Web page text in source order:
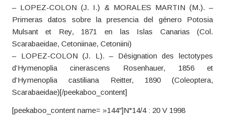
– LOPEZ-COLON (J. I.) & MORALES MARTIN (M.). –
Primeras datos sobre la presencia del género Potosia
Mulsant et Rey, 1871 en las Islas Canarias (Col.
Scarabaeidae, Cetoniinae, Cetoniini)
– LOPEZ-COLON (J. L). – Désignation des lectotypes
d’Hymenoplia cinerascens Rosenhauer, 1856 et
d’Hymenoplia castiliana Reitter, 1890 (Coleoptera,
Scarabaeidae)[/peekaboo_content]
[peekaboo_content name= »144″]N°14/4 : 20 V 1998